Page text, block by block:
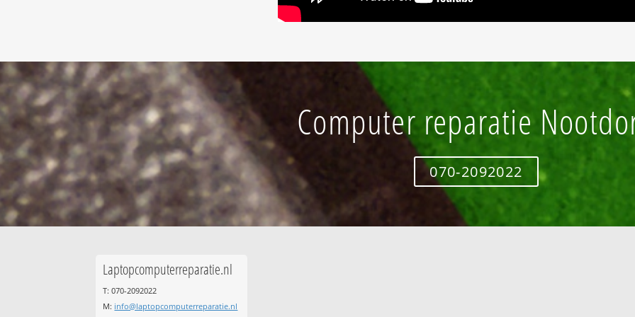
Computer reparatie
070-2092022
Laptopcomputerreparatie.nl
T: 070-2092022
M: info@laptopcomputerreparatie.nl